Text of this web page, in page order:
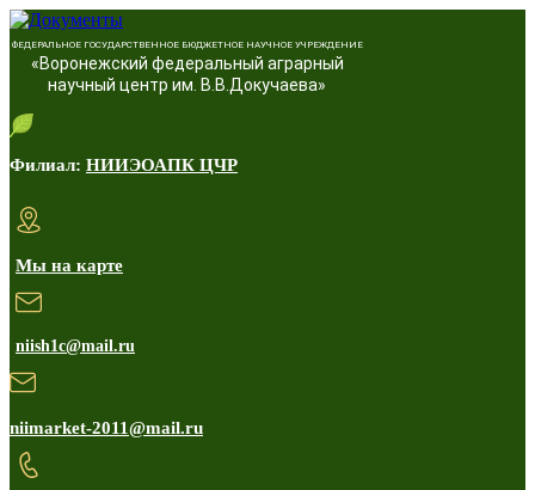
ФЕДЕРАЛЬНОЕ ГОСУДАРСТВЕННОЕ БЮДЖЕТНОЕ НАУЧНОЕ УЧРЕЖДЕНИЕ
«Воронежский федеральный аграрный
научный центр им. В.В.Докучаева»
Филиал: НИИЭОАПК ЦЧР
Мы на карте
niish1c@mail.ru
niimarket-2011@mail.ru